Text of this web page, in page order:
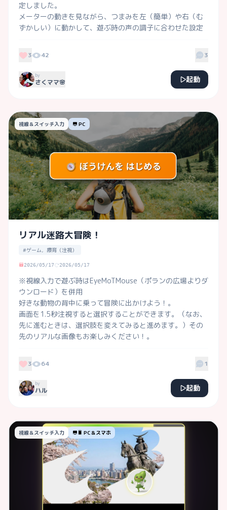
定しました。
メーターの動きを見ながら、つまみを左（簡単）や右（む
ずかしい）に動かして、遊ぶ時の声の調子に合わせた設定
※音声入力
声や音に反応して蕾がパッと開花する、音声感応型ゲーム
です。
※マイク設定をオンにして遊んでね！
✨非常に静かな(無音)ゲームとなっております。
3 42 3
by
さくママ🌸 起動
視線＆スイッチ入力 PC
リアル迷路大冒険！
#ゲーム，療育（注視）
2026/05/17 2026/05/17
※視線入力で遊ぶ時はEyeMoTMouse（ポランの広場よりダ
ウンロード）を併用
好きな動物の背中に乗って冒険に出かけよう！。
画面を1.5秒注視すると選択することができます。（なお、
先に進むときは、選択肢を変えてみると進めます。）その
先のリアルな画像もお楽しみください！。
3 64 1
by
ハル 起動
視線＆スイッチ入力 PC＆スマホ